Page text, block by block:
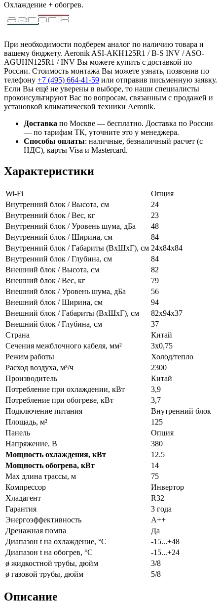
Охлаждение + обогрев.
При необходимости подберем аналог по наличию товара и
вашему бюджету. Aeronik ASI-AKH125R1 / B-S INV / ASO-
AGUHN125R1 / INV Вы можете купить с доставкой по
России. Стоимость монтажа Вы можете узнать, позвонив по
телефону +7 (495) 664-41-59 или отправив письменную заявку.
Если Вы ещё не уверены в выборе, то наши специалисты
проконсультируют Вас по вопросам, связанным с продажей и
установкой климатической техники Aeronik.
Доставка по Москве — бесплатно. Доставка по России
— по тарифам ТК, уточните это у менеджера.
Способы оплаты: наличные, безналичный расчет (с
НДС), карты Visa и Mastercard.
Характеристики
Wi-Fi
Опция
Внутренний блок / Высота, см
24
Внутренний блок / Вес, кг
23
Внутренний блок / Уровень шума, дБа
48
Внутренний блок / Ширина, см
84
Внутренний блок / Габариты (ВхШхГ), см 24x84x84
Внутренний блок / Глубина, см
84
Внешний блок / Высота, см
82
Внешний блок / Вес, кг
79
Внешний блок / Уровень шума, дБа
56
Внешний блок / Ширина, см
94
Внешний блок / Габариты (ВхШхГ), см
82x94x37
Внешний блок / Глубина, см
37
Страна
Китай
Сечения межблочного кабеля, мм²
3x0,75
Режим работы
Холод/тепло
Расход воздуха, м³/ч
2300
Производитель
Китай
Потребление при охлаждении, кВт
3,9
Потребление при обогреве, кВт
3,7
Подключение питания
Внутренний блок
Площадь, м²
125
Панель
Опция
Напряжение, В
380
Мощность охлаждения, кВт
12.5
Мощность обогрева, кВт
14
Max длина трассы, м
75
Компрессор
Инвертор
Хладагент
R32
Гарантия
3 года
Энергоэффективность
A++
Дренажная помпа
Да
Диапазон t на охлаждение, °С
-15...+48
Диапазон t на обогрев, °С
-15...+24
ø жидкостной трубы, дюйм
3/8
ø газовой трубы, дюйм
5/8
Описание